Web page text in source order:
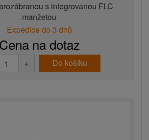
s integrovanou FLC
manžetou
Expedice do 3 dnů
Cena na dotaz
+ Do košíku